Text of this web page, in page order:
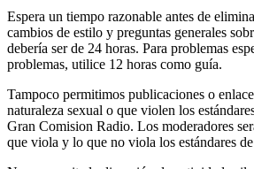
Espera un tiempo razonable antes de
cambios de estilo y preguntas generales
debería ser de 24 horas. Para problemas
problemas, utilice 12 horas como guía.
Tampoco permitimos publicaciones o
naturaleza sexual o que violen los
Gran Comision Radio. Los moderadores
que viola y lo que no viola los estándares